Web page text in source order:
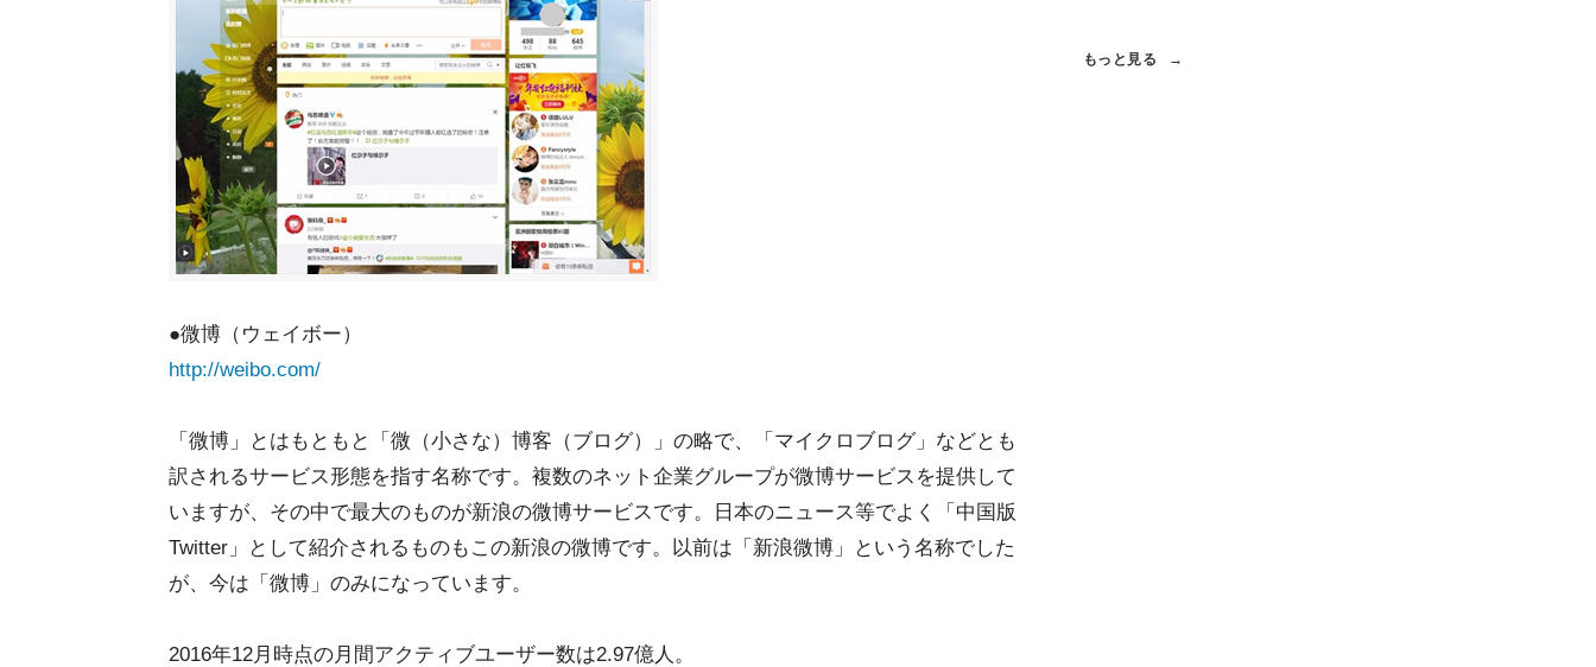
●微博（ウェイボー）
http://weibo.com/
「微博」とはもともと「微（小さな）博客（ブログ）」の略で、「マイクロブログ」などとも
訳されるサービス形態を指す名称です。複数のネット企業グループが微博サービスを提供して
いますが、その中で最大のものが新浪の微博サービスです。日本のニュース等でよく「中国版
Twitter」として紹介されるものもこの新浪の微博です。以前は「新浪微博」という名称でした
が、今は「微博」のみになっています。
2016年12月時点の月間アクティブユーザー数は2.97億人。
もっと見る